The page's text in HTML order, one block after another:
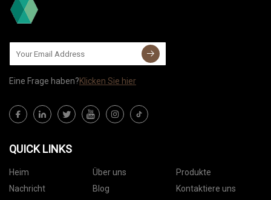
Eine Frage haben?Klicken Sie hier
QUICK LINKS
Heim Über uns
Produkte
Nachricht
Blog Kontaktiere uns